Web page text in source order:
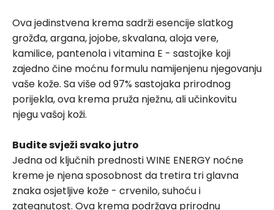
Ova jedinstvena krema sadrži esencije slatkog
grožđa, argana, jojobe, skvalana, aloja vere,
kamilice, pantenola i vitamina E - sastojke koji
zajedno čine moćnu formulu namijenjenu njegovanju
vaše kože. Sa više od 97% sastojaka prirodnog
porijekla, ova krema pruža nježnu, ali učinkovitu
njegu vašoj koži.
Budite svježi svako jutro
Jedna od ključnih prednosti WINE ENERGY noćne
kreme je njena sposobnost da tretira tri glavna
znaka osjetljive kože - crvenilo, suhoću i
zategnutost. Ova krema podržava prirodnu